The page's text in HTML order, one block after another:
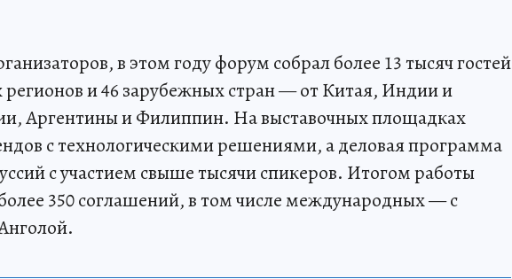
в этом году форум собрал более 13 тысяч гостей
регионов и 46 зарубежных стран — от Китая, Индии и
Аргентины и Филиппин. На выставочных площадках
с технологическими решениями, а деловая программа
с участием свыше тысячи спикеров. Итогом работы
350 соглашений, в том числе международных — с